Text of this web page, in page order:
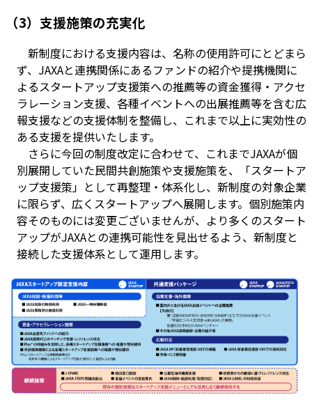
（3）支援施策の充実化
新制度における支援内容は、名称の使用許可にとどまら
ず、JAXAと連携関係にあるファンドの紹介や提携機関に
よるスタートアップ支援策への推薦等の資金獲得・アクセ
ラレーション支援、各種イベントへの出展推薦等を含む広
報支援などの支援体制を整備し、これまで以上に実効性の
ある支援を提供いたします。
さらに今回の制度改定に合わせて、これまでJAXAが個
別展開していた民間共創施策や支援施策を、「スタートア
ップ支援策」として再整理・体系化し、新制度の対象企業
に限らず、広くスタートアップへ展開します。個別施策内
容そのものには変更ございませんが、より多くのスタート
アップがJAXAとの連携可能性を見出せるよう、新制度と
接続した支援体系として運用します。